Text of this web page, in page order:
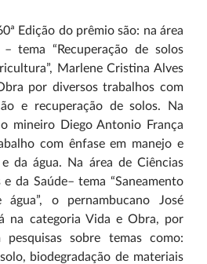
Edição do prêmio são: na área
tema “Recuperação de solos
Marlene Cristina Alves
por diversos trabalhos com
e recuperação de solos. Na
mineiro Diego Antonio França
com ênfase em manejo e
da água. Na área de Ciências
e da Saúde– tema “Saneamento
o pernambucano José
na categoria Vida e Obra, por
sobre temas como:
biodegradação de materiais